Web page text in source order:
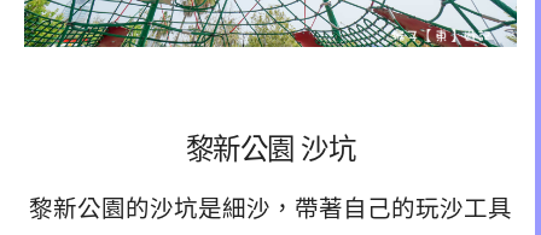
黎新公園 沙坑
黎新公園的沙坑是細沙，帶著自己的玩沙工具